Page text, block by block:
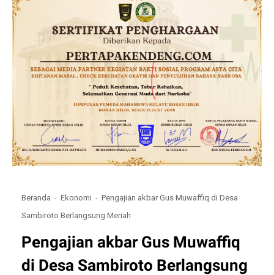
Beranda Ekonomi
Pengajian akbar Gus Muwaffiq di Desa
Sambiroto Berlangsung Meriah
Pengajian akbar Gus Muwaffiq
di Desa Sambiroto Berlangsung